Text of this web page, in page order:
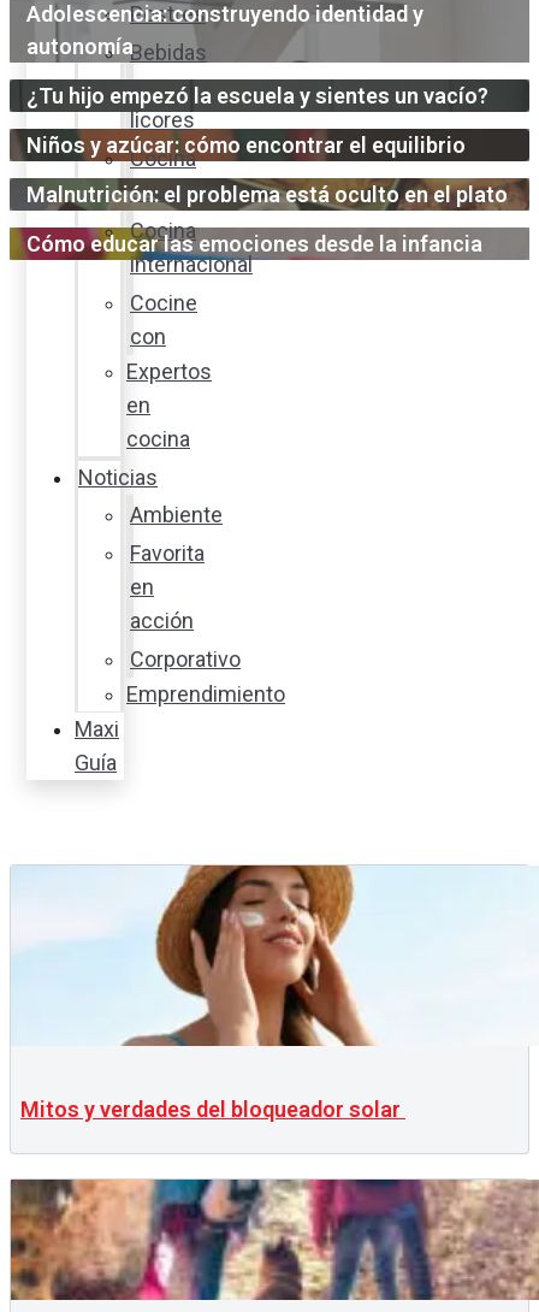
Postres
Bebidas
y
licores
Cocina
ecuatoriana
Cocina
internacional
Cocine
con
Expertos
en
cocina
Noticias
Ambiente
Favorita
en
acción
Corporativo
Emprendimiento
Maxi
Guía
Adolescencia: construyendo identidad y
autonomía
¿Tu hijo empezó la escuela y sientes un vacío?
Niños y azúcar: cómo encontrar el equilibrio
Malnutrición: el problema está oculto en el plato
Cómo educar las emociones desde la infancia
Mitos y verdades del bloqueador solar